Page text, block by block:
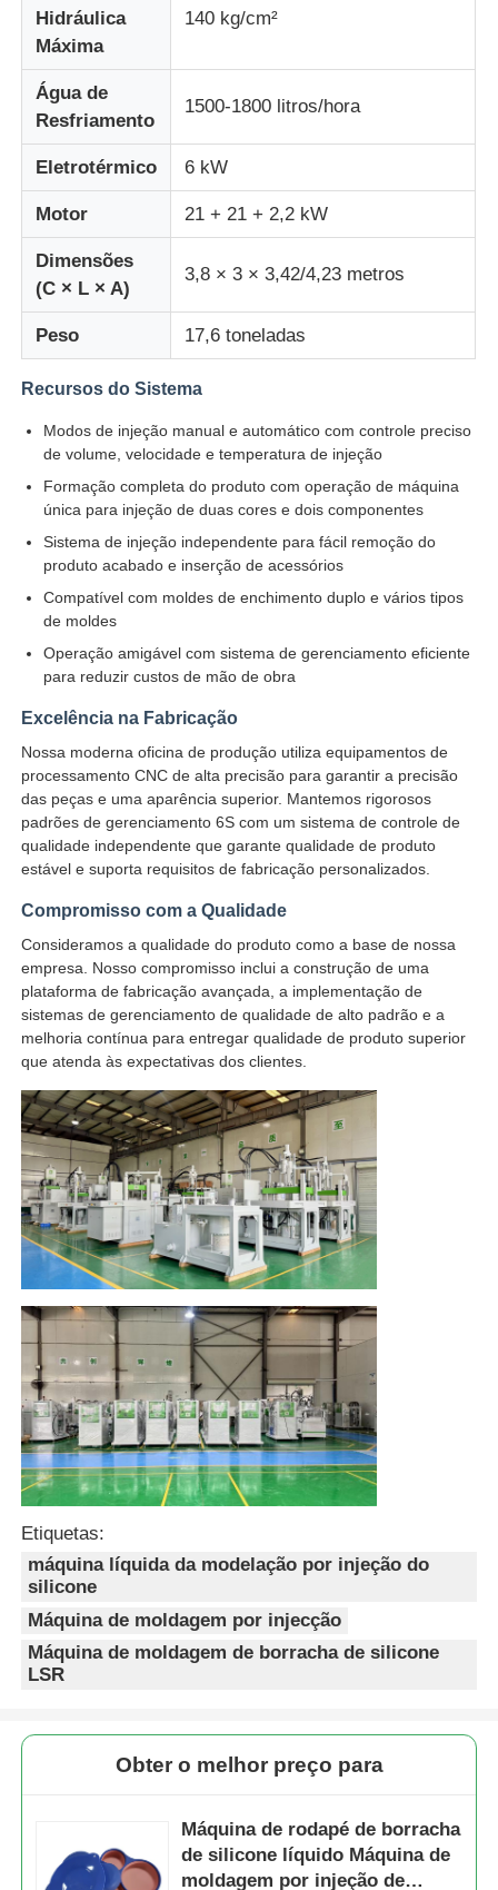
Máquina de moldagem por injecção de silicone
Sistema de dosagem LSR
Acessórios para Máquinas de Moldagem por Injeção
Moldagem por injecção de borracha de silicone líquido
Moagem por injecção de borracha de silicone
Hidráulica
Máxima
140 kg/cm²
Água de
Resfriamento
1500-1800 litros/hora
Eletrotérmico 6 kW
Motor 21 + 21 + 2,2 kW
Dimensões
(C × L × A)
3,8 × 3 × 3,42/4,23 metros
Peso 17,6 toneladas
Recursos do Sistema
Modos de injeção manual e automático com controle preciso
de volume, velocidade e temperatura de injeção
Formação completa do produto com operação de máquina
única para injeção de duas cores e dois componentes
Sistema de injeção independente para fácil remoção do
produto acabado e inserção de acessórios
Compatível com moldes de enchimento duplo e vários tipos
de moldes
Operação amigável com sistema de gerenciamento eficiente
para reduzir custos de mão de obra
Excelência na Fabricação
Nossa moderna oficina de produção utiliza equipamentos de
processamento CNC de alta precisão para garantir a precisão
das peças e uma aparência superior. Mantemos rigorosos
padrões de gerenciamento 6S com um sistema de controle de
qualidade independente que garante qualidade de produto
estável e suporta requisitos de fabricação personalizados.
Compromisso com a Qualidade
Consideramos a qualidade do produto como a base de nossa
empresa. Nosso compromisso inclui a construção de uma
plataforma de fabricação avançada, a implementação de
sistemas de gerenciamento de qualidade de alto padrão e a
melhoria contínua para entregar qualidade de produto superior
que atenda às expectativas dos clientes.
Etiquetas:
máquina líquida da modelação por injeção do
silicone
Máquina de moldagem por injecção
Máquina de moldagem de borracha de silicone
LSR
Obter o melhor preço para
Máquina de rodapé de borracha
de silicone líquido Máquina de
moldagem por injeção de